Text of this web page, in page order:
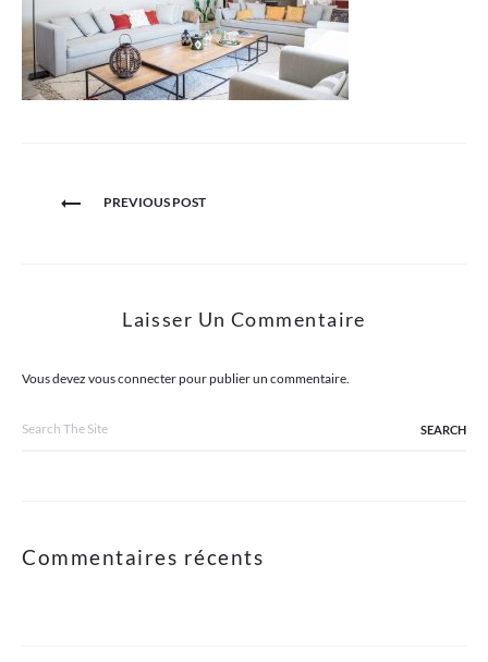
NavigationPREVIOUS POST
Laisser Un Commentaire
Vous devez vous connecterpour publier un commentaire.
for:
Commentaires récents